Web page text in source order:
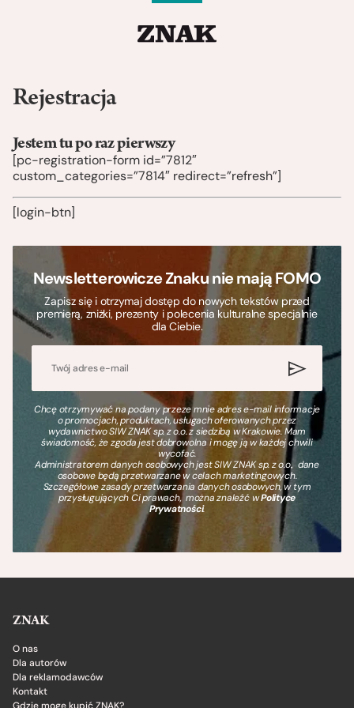
Rejestracja
Jestem tu po raz pierwszy
[pc-registration-form id=”7812″
custom_categories=”7814″ redirect=”refresh”]
[login-btn]
Newsletterowicze Znaku nie mają FOMO
Zapisz się i otrzymaj dostęp do nowych tekstów przed
premierą, zniżki, prezenty i polecenia kulturalne specjalnie
dla Ciebie.
Chcę otrzymywać na podany przeze mnie adres e-mail informacje
o promocjach, produktach, usługach oferowanych przez
wydawnictwo SIW ZNAK sp. z o.o. z siedzibą w Krakowie. Mam
świadomość, że zgoda jest dobrowolna i mogę ją w każdej chwili
wycofać.
Administratorem danych osobowych jest SIW ZNAK sp. z o.o., dane
osobowe będą przetwarzane w celach marketingowych.
Szczegółowe zasady przetwarzania danych osobowych, w tym
przysługujących Ci prawach, można znaleźć wPolityce
Prywatności.
ZNAK
O nas
Dla autorów
Dla reklamodawców
Kontakt